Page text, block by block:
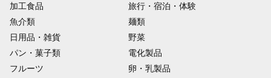
加工食品
旅行・宿泊・体験
魚介類
麺類
日用品・雑貨
野菜
パン・菓子類
電化製品
フルーツ
卵・乳製品